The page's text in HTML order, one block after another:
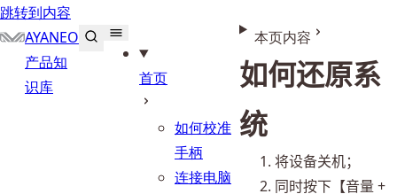
跳转到内容
AYANEO
产品知
识库
首页
如何校准
手柄
连接电脑
本页内容
如何还原系
统
将设备关机；
同时按下【音量 +